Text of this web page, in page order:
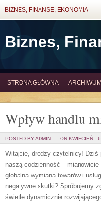
BIZNES, FINANSE, EKONOMIA
Biznes,
STRONA GŁÓWNA ARCHIWUM
Wpływ handlu
POSTED BY ADMIN ON KWIECIEŃ -
Witajcie, drodzy czytelnicy! Dziś
naszą ⁣codzienność –
globalna wymiana towarów i
negatywne skutki? Spróbujemy
świetle dynamicznie